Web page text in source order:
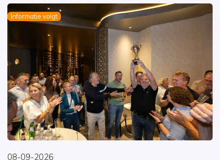
Informatie volgt
08-09-2026